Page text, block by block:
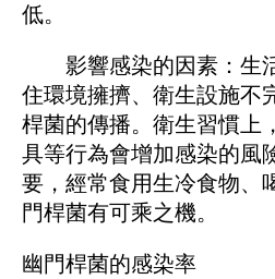
低。
影響感染的因素：生
住環境擁擠、衛生設施不
桿菌的傳播。衛生習慣上
具等行為會增加感染的風
要，經常食用生冷食物、
門桿菌有可乘之機。
幽門桿菌的感染率